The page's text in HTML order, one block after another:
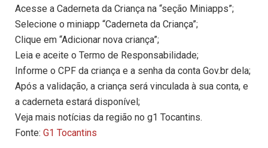
Acesse a Caderneta da Criança na “seção Miniapps”;
Selecione o miniapp “Caderneta da Criança”;
Clique em “Adicionar nova criança”;
Leia e aceite o Termo de Responsabilidade;
Informe o CPF da criança e a senha da conta Gov.br dela;
Após a validação, a criança será vinculada à sua conta, e
a caderneta estará disponível;
Veja mais notícias da região no g1 Tocantins.
Fonte: G1 Tocantins